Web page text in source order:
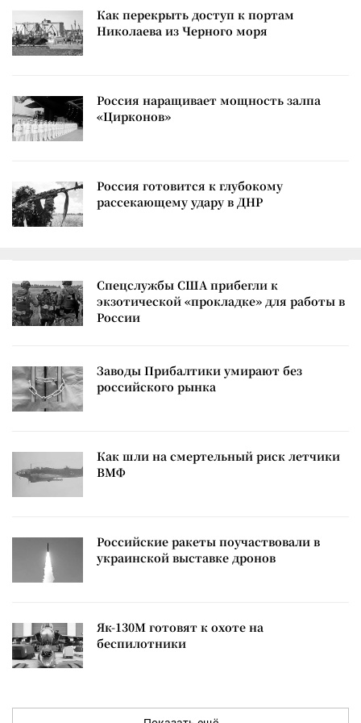
Как перекрыть доступ к портам
Николаева из Черного моря
Россия наращивает мощность залпа
«Цирконов»
Россия готовится к глубокому
рассекающему удару в ДНР
Спецслужбы США прибегли к
экзотической «прокладке» для работы в
России
Заводы Прибалтики умирают без
российского рынка
Как шли на смертельный риск летчики
ВМФ
Российские ракеты поучаствовали в
украинской выставке дронов
Як-130М готовят к охоте на
беспилотники